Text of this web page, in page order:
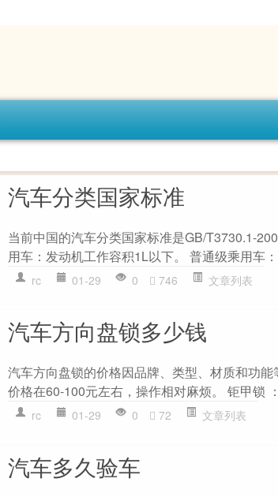
汽车分类国家标准
当前中国的汽车分类国家标准是GB/T3730.1-
用车：发动机工作容积1L以下。 普通级乘用车
rc 01-29 0 746 文章列表
汽车方向盘锁多少钱
汽车方向盘锁的价格因品牌、类型、材质和功
价格在60-100元左右，操作相对麻烦。 钜甲锁
rc 01-29 0 72 文章列表
汽车多久验车